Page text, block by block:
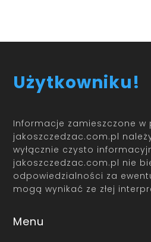
Użytkowniku!
Informacje zamieszczone w
jakoszczedzac.com.pl
wyłącznie czysto
jakoszczedzac.com.pl nie
odpowiedzialności za
mogą wynikać ze złej
Menu